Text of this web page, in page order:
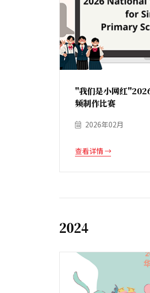
"我们是小网红
频制作比赛
2026年02月
查看详情
2024